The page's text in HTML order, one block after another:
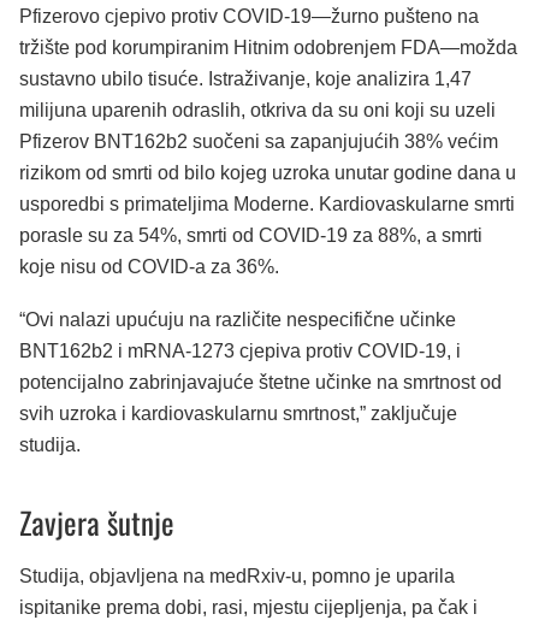
Pfizerovo cjepivo protiv COVID-19—žurno pušteno na
tržište pod korumpiranim Hitnim odobrenjem FDA—možda
sustavno ubilo tisuće. Istraživanje, koje analizira 1,47
milijuna uparenih odraslih, otkriva da su oni koji su uzeli
Pfizerov BNT162b2 suočeni sa zapanjujućih 38% većim
rizikom od smrti od bilo kojeg uzroka unutar godine dana u
usporedbi s primateljima Moderne. Kardiovaskularne smrti
porasle su za 54%, smrti od COVID-19 za 88%, a smrti
koje nisu od COVID-a za 36%.
“Ovi nalazi upućuju na različite nespecifične učinke
BNT162b2 i mRNA-1273 cjepiva protiv COVID-19, i
potencijalno zabrinjavajuće štetne učinke na smrtnost od
svih uzroka i kardiovaskularnu smrtnost,” zaključuje
studija.
Zavjera šutnje
Studija, objavljena na medRxiv-u, pomno je uparila
ispitanike prema dobi, rasi, mjestu cijepljenja, pa čak i